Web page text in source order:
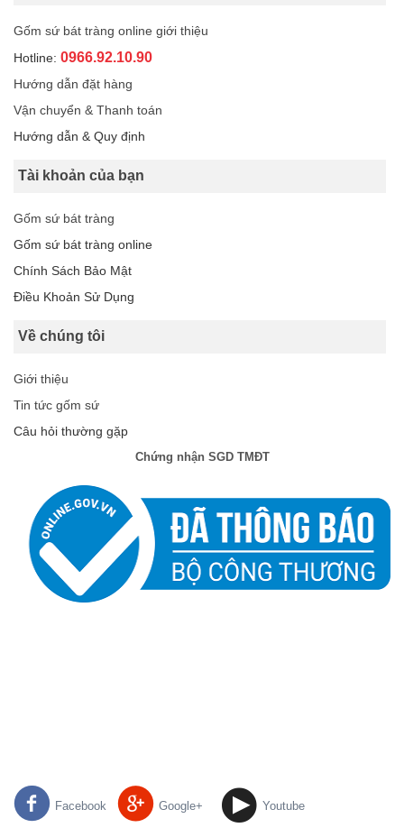
Gốm sứ bát tràng online giới thiệu
Hotline: 0966.92.10.90
Hướng dẫn đặt hàng
Vận chuyển & Thanh toán
Hướng dẫn & Quy định
Tài khoản của bạn
Gốm sứ bát tràng
Gốm sứ bát tràng online
Chính Sách Bảo Mật
Điều Khoản Sử Dụng
Về chúng tôi
Giới thiệu
Tin tức gốm sứ
Câu hỏi thường gặp
Chứng nhận SGD TMĐT
Facebook Google+ Youtube